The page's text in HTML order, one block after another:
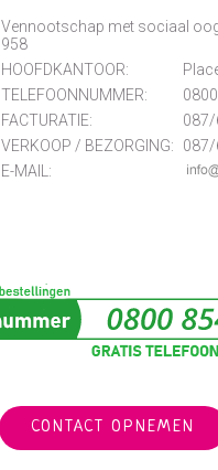
Vennootschap met sociaal
958
HOOFDKANTOOR:
TELEFOONNUMMER:
FACTURATIE:
087/
VERKOOP / BEZORGING:
087/
E-MAIL:
CONTACT OPNEMEN